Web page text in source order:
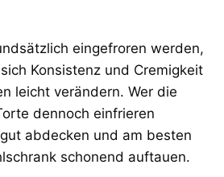
eingefroren werden,
Konsistenz und Cremigkeit
leicht verändern. Wer die
dennoch einfrieren
abdecken und am besten
schonend auftauen.